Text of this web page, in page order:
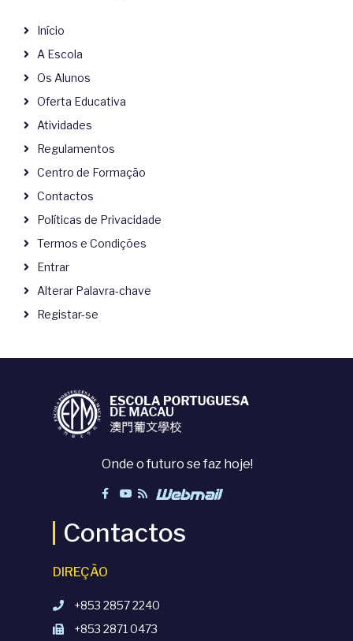
Início
A Escola
Os Alunos
Oferta Educativa
Atividades
Regulamentos
Centro de Formação
Contactos
Políticas de Privacidade
Termos e Condições
Entrar
Alterar Palavra-chave
Registar-se
Onde o futuro se faz hoje!
Contactos
DIREÇÃO
+853 2857 2240
+853 2871 0473